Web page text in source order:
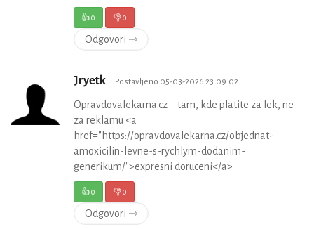
👍0 👎0
Odgovori ⇾
Jryetk Postavljeno 05-03-2026 23:09:02
Opravdovalekarna.cz – tam, kde platite za lek, ne
za reklamu <a
href="https://opravdovalekarna.cz/objednat-
amoxicilin-levne-s-rychlym-dodanim-
generikum/">expresni doruceni</a>
👍0 👎0
Odgovori ⇾